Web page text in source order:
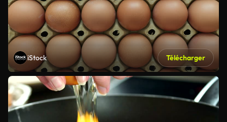
iStock Télécharger